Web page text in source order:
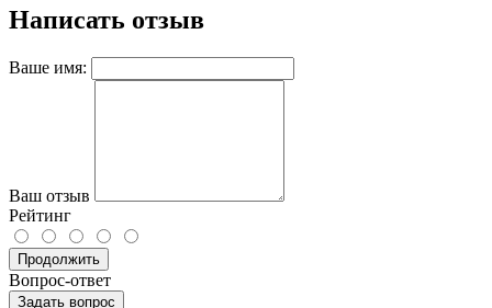
Написать отзыв
Ваше имя:
Ваш отзыв
Рейтинг
Продолжить
Вопрос-ответ
Задать вопрос